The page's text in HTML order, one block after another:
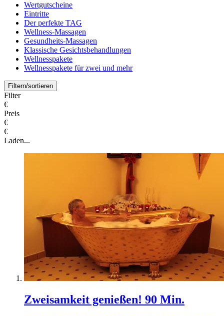
Wertgutscheine
Eintritte
Der perfekte TAG
Wellness-Massagen
Gesundheits-Massagen
Klassische Gesichtsbehandlungen
Wellnesspakete
Wellnesspakete für zwei und mehr
Filtern/sortieren
Filter
€
Preis
€
€
Laden...
Zweisamkeit genießen! 90 Min.